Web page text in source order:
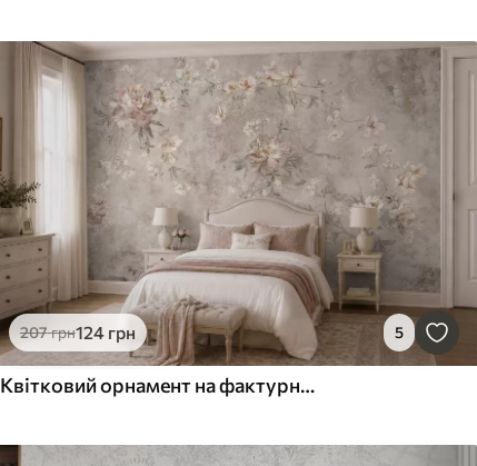
207грн124 грн 5
Квітковий орнамент на фактурному світлому тлі